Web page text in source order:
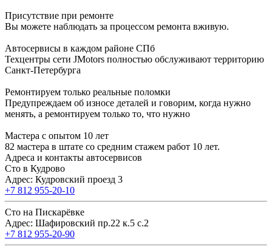
Присутствие при ремонте
Вы можете наблюдать за процессом ремонта вживую.
Автосервисы в каждом районе СПб
Техцентры сети JMotors полностью обслуживают территорию
Санкт-Петербурга
Ремонтируем только реальные поломки
Предупреждаем об износе деталей и говорим, когда нужно
менять, а ремонтируем только то, что нужно
Мастера с опытом 10 лет
82 мастера в штате со средним стажем работ 10 лет.
Адреса и контакты автосервисов
Сто в Кудрово
Адрес: Кудровский проезд 3
+7 812 955-20-10
Сто на Пискарёвке
Адрес: Шафировский пр.22 к.5 с.2
+7 812 955-20-90